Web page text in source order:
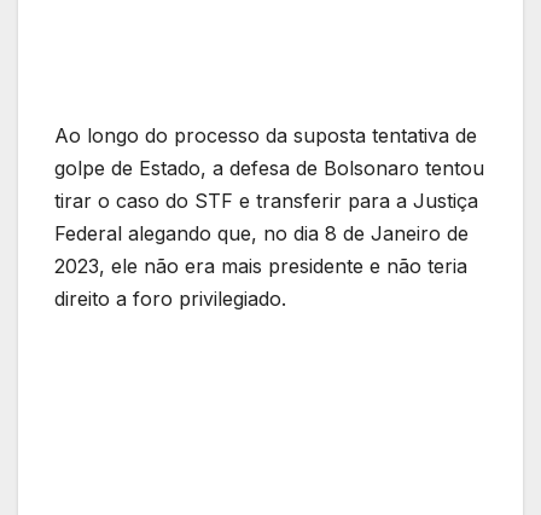
Ao longo do processo da suposta tentativa de
golpe de Estado, a defesa de Bolsonaro tentou
tirar o caso do STF e transferir para a Justiça
Federal alegando que, no dia 8 de Janeiro de
2023, ele não era mais presidente e não teria
direito a foro privilegiado.